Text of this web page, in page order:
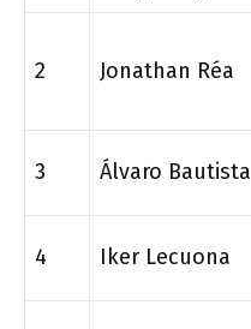
2 Jonathan Réa
3 Álvaro Bautista
4 Iker Lecuona